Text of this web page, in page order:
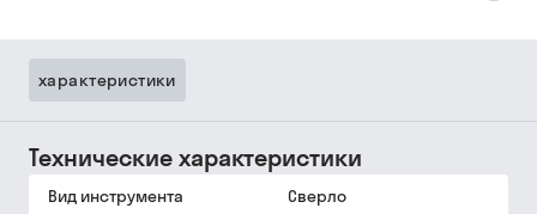
характеристики
Технические характеристики
Вид инструмента Сверло